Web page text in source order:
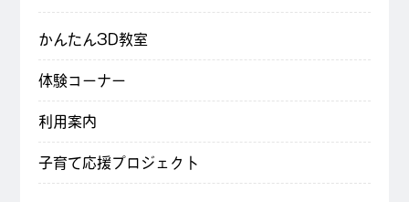
かんたん3D教室
体験コーナー
利用案内
子育て応援プロジェクト